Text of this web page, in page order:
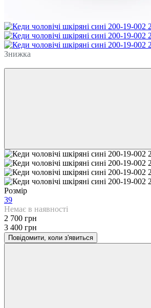
Знижка
Розмір
39
Немає в наявності
2 700 грн
3 400 грн
Повідомити, коли з'явиться